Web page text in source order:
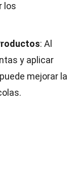
los
: Al
y aplicar
mejorar la